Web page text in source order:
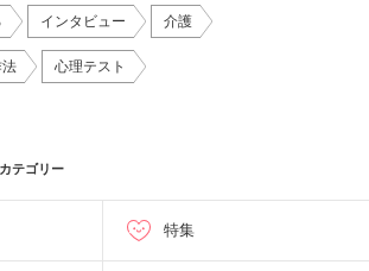
インタビュー 介護
法 心理テスト
カテゴリー
特集